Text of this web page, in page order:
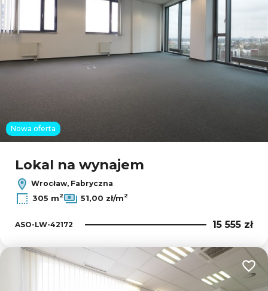
Nowa oferta
Lokal na wynajem
Wrocław, Fabryczna
305 m2 51,00 zł/m2
ASO-LW-42172 15 555 zł